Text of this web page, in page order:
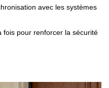
avec les systèmes
fois pour renforcer la sécurité